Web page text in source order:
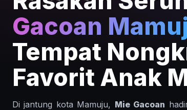
Gacoan
Tempat
Favorit Anak
Di jantung kota Mamuju, Mie Gacoan